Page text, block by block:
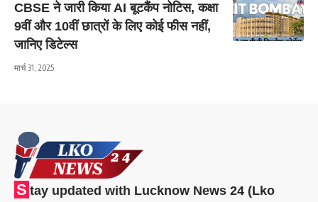
CBSE ने जारी किया AI बूटकैंप नोटिस, कक्षा
9वीं और 10वीं छात्रों के लिए कोई फीस नहीं,
जानिए डिटेल्स
मार्च 31, 2025
S tay updated with Lucknow News 24 (Lko